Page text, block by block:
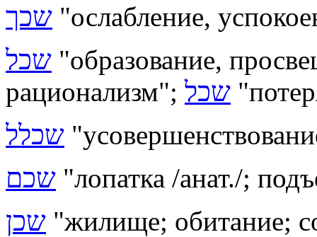
שכך "ослабление,
שכל "образование,
рационализм"; שכל
שכלל
שכם "лопатка /анат./;
שכן "жилище; обитание;